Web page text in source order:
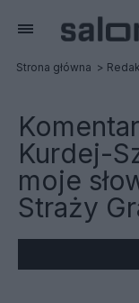
Strona główna
Kurdej-
moje
Straży